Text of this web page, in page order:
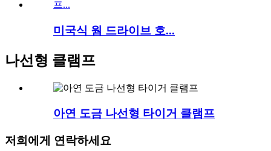
미국식 웜 드라이브 호...
나선형 클램프
아연 도금 나선형 타이거 클램프
저희에게 연락하세요